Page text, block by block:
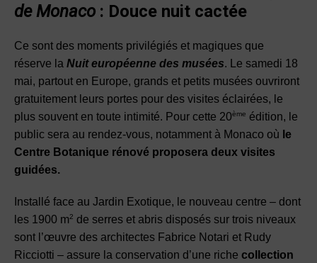
de Monaco : Douce nuit cactée
Ce sont des moments privilégiés et magiques que
réserve la Nuit européenne des musées. Le samedi 18
mai, partout en Europe, grands et petits musées ouvriront
gratuitement leurs portes pour des visites éclairées, le
plus souvent en toute intimité. Pour cette 20ème édition, le
public sera au rendez-vous, notamment à Monaco où le
Centre Botanique rénové proposera deux visites
guidées.
Installé face au Jardin Exotique, le nouveau centre – dont
les 1900 m2 de serres et abris disposés sur trois niveaux
sont l’œuvre des architectes Fabrice Notari et Rudy
Ricciotti – assure la conservation d’une riche collection